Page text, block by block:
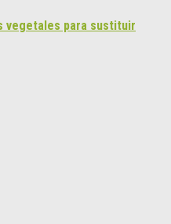
vegetales para sustituir